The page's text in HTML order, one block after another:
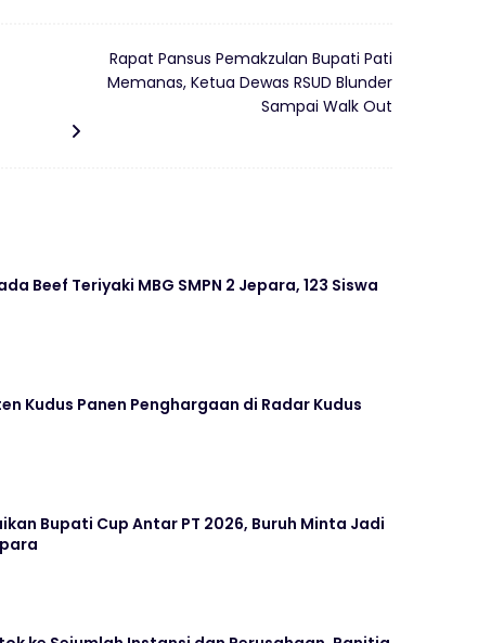
Rapat Pansus Pemakzulan Bupati Pati
Memanas, Ketua Dewas RSUD Blunder
Sampai Walk Out
Beef Teriyaki MBG SMPN 2 Jepara, 123 Siswa
Kudus Panen Penghargaan di Radar Kudus
Bupati Cup Antar PT 2026, Buruh Minta Jadi